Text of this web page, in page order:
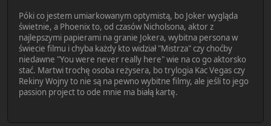
Póki co jestem umiarkowanym optymistą, bo Joker wygląda
świetnie, a Phoenix to, od czasów Nicholsona, aktor z
najlepszymi papierami na granie Jokera, wybitna persona w
świecie filmu i chyba każdy kto widział "Mistrza" czy choćby
niedawne "You were never really here" wie na co go aktorsko
stać. Martwi trochę osoba reżysera, bo trylogia Kac Vegas czy
Rekiny Wojny to nie są na pewno wybitne filmy, ale jeśli to jego
passion project to ode mnie ma białą kartę.